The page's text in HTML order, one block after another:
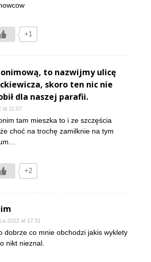
+1
to nazwijmy ulicę
skoro ten nic nie
dla naszej parafii.
at 11:07
tam mieszka to i ze szczęścia
choć na trochę zamilknie na tym
+2
2022 at 17:31
dobrze co mnie obchodzi jakis wyklety
nikt nieznal.